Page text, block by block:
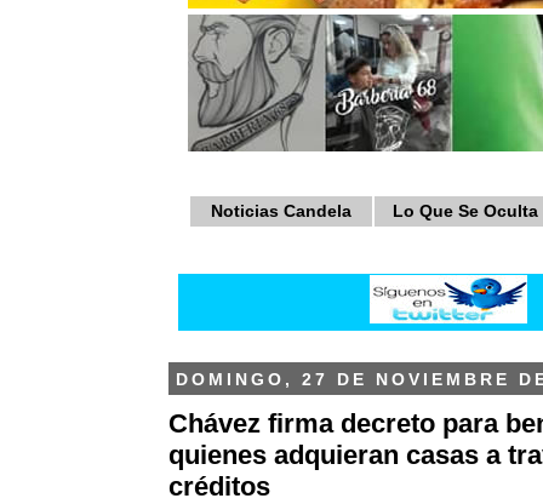
Noticias Candela Lo Que Se Oculta
DOMINGO, 27 DE NOVIEMBRE
Chávez firma decreto para
quienes adquieran casas a
créditos